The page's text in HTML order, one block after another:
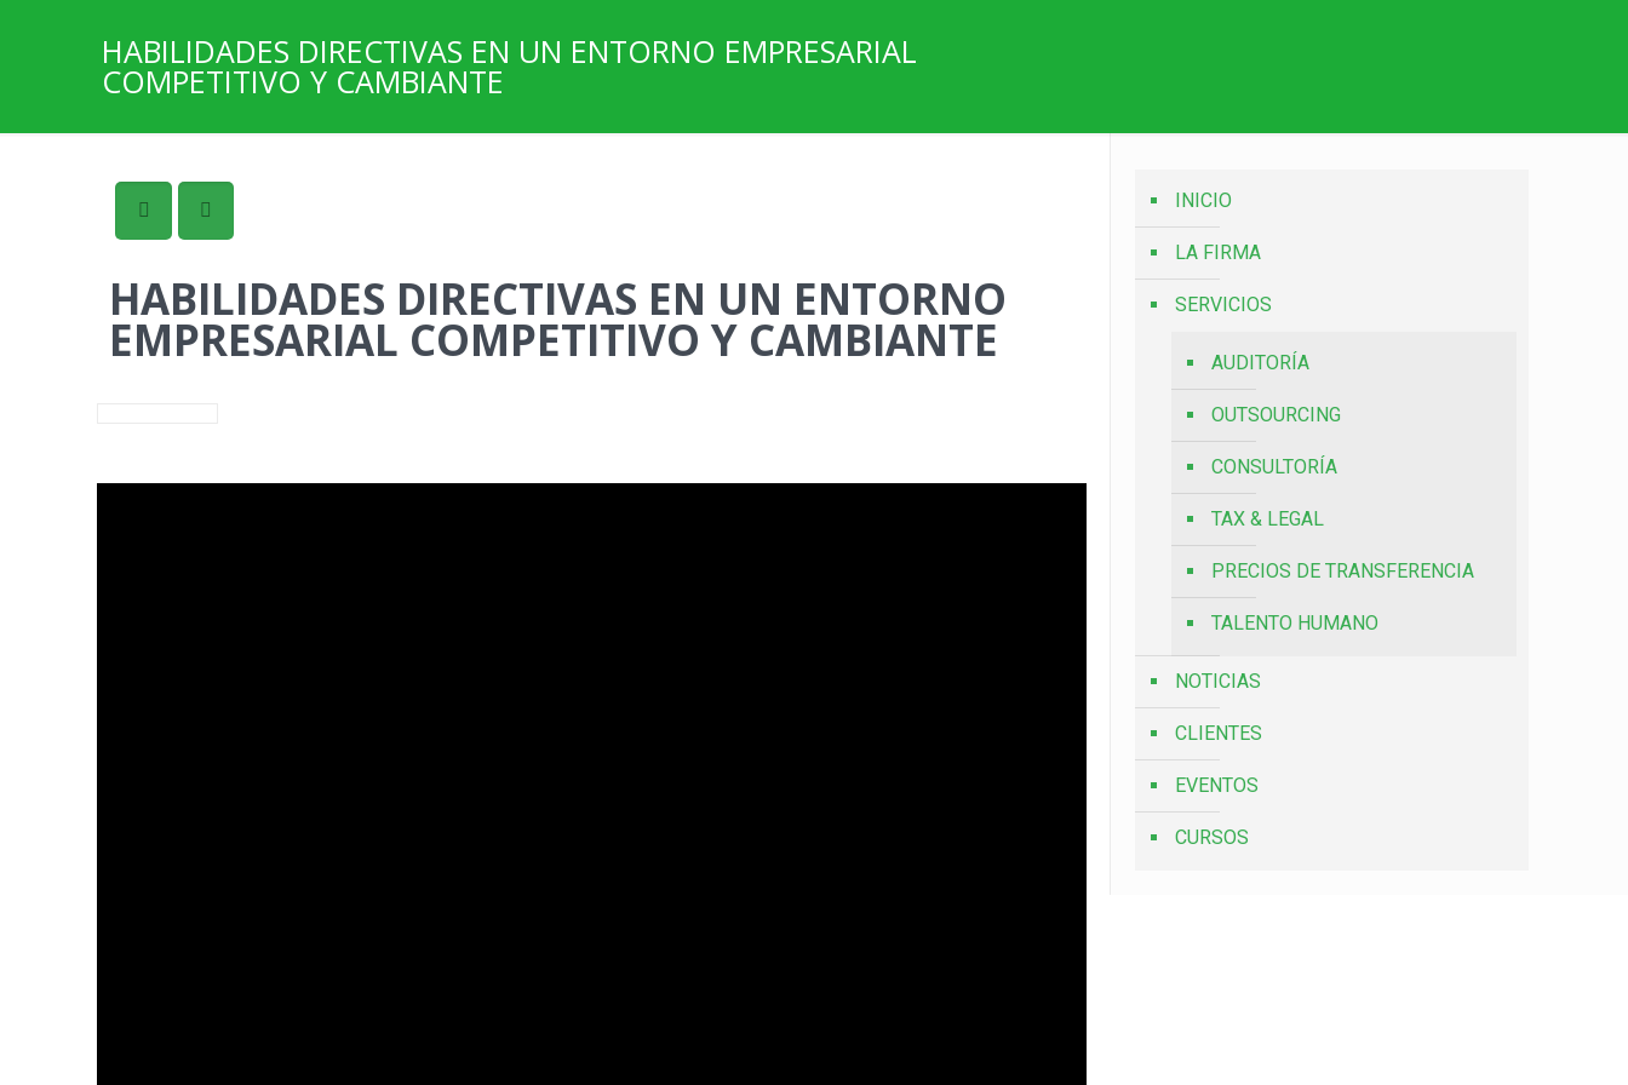
HABILIDADES DIRECTIVAS EN UN ENTORNO EMPRESARIAL
COMPETITIVO Y CAMBIANTE
HABILIDADES DIRECTIVAS EN UN ENTORNO
EMPRESARIAL COMPETITIVO Y CAMBIANTE
INICIO
LA FIRMA
SERVICIOS
AUDITORÍA
OUTSOURCING
CONSULTORÍA
TAX & LEGAL
PRECIOS DE TRANSFERENCIA
TALENTO HUMANO
NOTICIAS
CLIENTES
EVENTOS
CURSOS